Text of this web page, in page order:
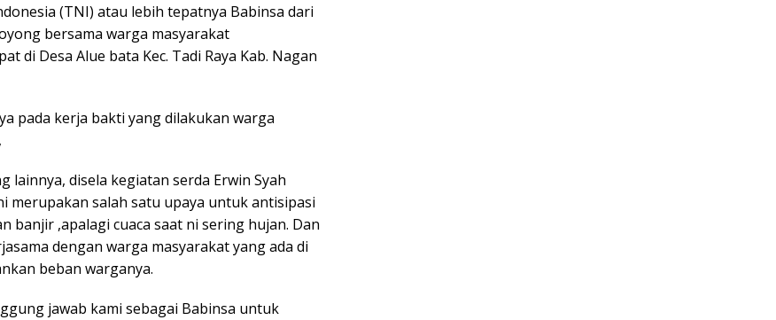
(TNI) atau lebih tepatnya Babinsa dari
bersama warga masyarakat
di Desa Alue bata Kec. Tadi Raya Kab. Nagan
pada kerja bakti yang dilakukan warga
lainnya, disela kegiatan serda Erwin Syah
merupakan salah satu upaya untuk antisipasi
banjir ,apalagi cuaca saat ni sering hujan. Dan
dengan warga masyarakat yang ada di
beban warganya.
jawab kami sebagai Babinsa untuk